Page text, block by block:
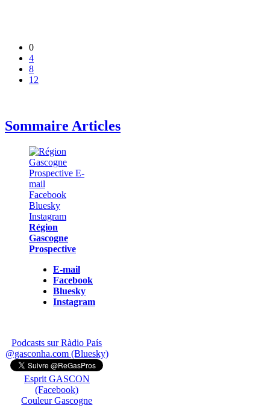
0
4
8
12
Sommaire Articles
Région
Gascogne
Prospective
E-mail
Facebook
Bluesky
Instagram
Podcasts sur Ràdio País
@gasconha.com (Bluesky)
Esprit GASCON
(Facebook)
Couleur Gascogne